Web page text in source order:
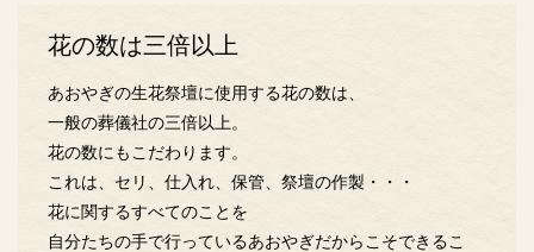
花の数は三倍以上
あおやぎの生花祭壇に使用する花の数は、
一般の葬儀社の三倍以上。
花の数にもこだわります。
これは、セリ、仕入れ、保管、祭壇の作製・・・
花に関するすべてのことを
自分たちの手で行っているあおやぎだからこそできるこ